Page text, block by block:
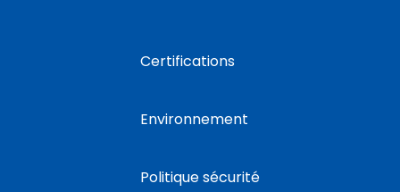
Certifications
Environnement
Politique sécurité